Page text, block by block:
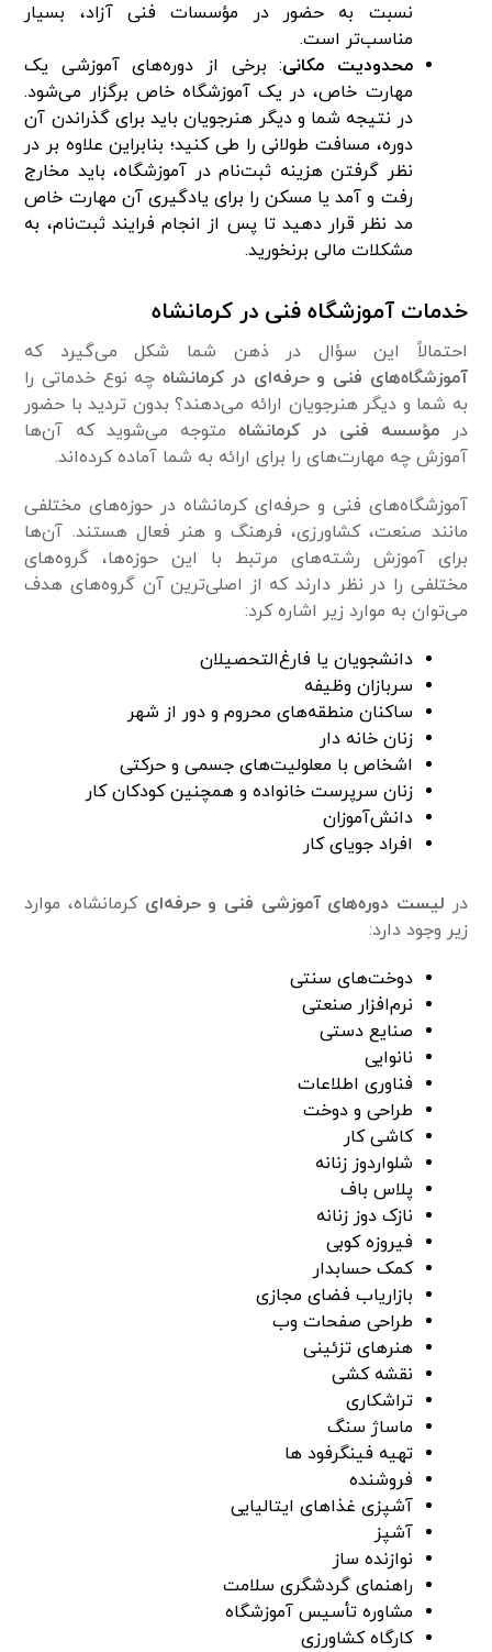
نسبت به حضور در مؤسسات فنی آزاد، بسیار
مناسب‌تر است.
محدودیت مکانی: برخی از دوره‌های آموزشی یک
مهارت خاص، در یک آموزشگاه خاص برگزار می‌شود.
در نتیجه شما و دیگر هنرجویان باید برای گذراندن آن
دوره، مسافت طولانی را طی کنید؛ بنابراین علاوه بر در
نظر گرفتن هزینه ثبت‌نام در آموزشگاه، باید مخارج
رفت و آمد یا مسکن را برای یادگیری آن مهارت خاص
مد نظر قرار دهید تا پس از انجام فرایند ثبت‌نام، به
مشکلات مالی برنخورید.
خدمات آموزشگاه فنی در کرمانشاه
احتمالاً این سؤال در ذهن شما شکل می‌گیرد که
آموزشگاه‌های فنی و حرفه‌ای در کرمانشاه چه نوع خدماتی را
به شما و دیگر هنرجویان ارائه می‌دهند؟ بدون تردید با حضور
در مؤسسه فنی در کرمانشاه متوجه می‌شوید که آن‌ها
آموزش چه مهارت‌های را برای ارائه به شما آماده کرده‌اند.
آموزشگاه‌های فنی و حرفه‌ای کرمانشاه در حوزه‌های مختلفی
مانند صنعت، کشاورزی، فرهنگ و هنر فعال هستند. آن‌ها
برای آموزش رشته‌های مرتبط با این حوزه‌ها، گروه‌های
مختلفی را در نظر دارند که از اصلی‌ترین آن گروه‌های هدف
می‌توان به موارد زیر اشاره کرد:
دانشجویان یا فارغ‌التحصیلان
سربازان وظیفه
ساکنان منطقه‌های محروم و دور از شهر
زنان خانه دار
اشخاص با معلولیت‌های جسمی و حرکتی
زنان سرپرست خانواده و همچنین کودکان کار
دانش‌آموزان
افراد جویای کار
در لیست دوره‌های آموزشی فنی و حرفه‌ای کرمانشاه، موارد
زیر وجود دارد:
دوخت‌های سنتی
نرم‌افزار صنعتی
صنایع دستی
نانوایی
فناوری اطلاعات
طراحی و دوخت
کاشی کار
شلواردوز زنانه
پلاس باف
نازک دوز زنانه
فیروزه کوبی
کمک حسابدار
بازاریاب فضای مجازی
طراحی صفحات وب
هنر‌های تزئینی
نقشه کشی
تراشکاری
ماساژ سنگ
تهیه فینگرفود ها
فروشنده
آشپزی غذا‌های ایتالیایی
آشپز
نوازنده ساز
راهنمای گردشگری سلامت
مشاوره تأسیس آموزشگاه
کارگاه کشاورزی